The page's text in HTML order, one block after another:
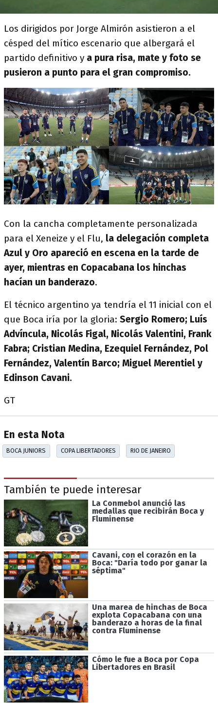
Los dirigidos por Jorge Almirón asistieron a el
césped del mítico escenario que albergará el
partido definitivo y a pura risa, mate y foto se
pusieron a punto para el gran compromiso.
Con la cancha completamente personalizada
para el Xeneize y el Flu, la delegación completa
Azul y Oro apareció en escena en la tarde de
ayer, mientras en Copacabana los hinchas
hacían un banderazo.
El técnico argentino ya tendría el 11 inicial con el
que Boca iría por la gloria: Sergio Romero; Luís
Advíncula, Nicolás Figal, Nicolás Valentini, Frank
Fabra; Cristian Medina, Ezequiel Fernández, Pol
Fernández, Valentín Barco; Miguel Merentiel y
Edinson Cavani.
GT
En esta Nota
BOCA JUNIORS COPA LIBERTADORES RIO DE JANEIRO
También te puede interesar
La Conmebol anunció las
medallas que recibirán Boca y
Fluminense
Cavani, con el corazón en la
Boca: "Daría todo por ganar la
séptima"
Una marea de hinchas de Boca
explota Copacabana con una
banderazo a horas de la final
contra Fluminense
Cómo le fue a Boca por Copa
Libertadores en Brasil